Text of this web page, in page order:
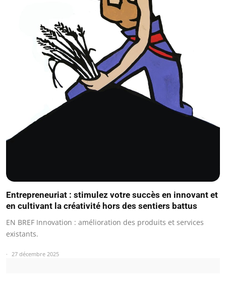
Entrepreneuriat : stimulez votre succès en innovant et
en cultivant la créativité hors des sentiers battus
EN BREF Innovation : amélioration des produits et services
existants.
27 décembre 2025